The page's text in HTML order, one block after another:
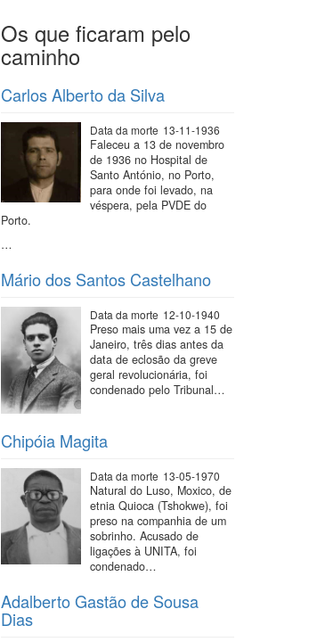
Os que ficaram pelo
caminho
Carlos Alberto da Silva
Data da morte 13-11-1936
Faleceu a 13 de novembro
de 1936 no Hospital de
Santo António, no Porto,
para onde foi levado, na
véspera, pela PVDE do
Porto.
…
Mário dos Santos Castelhano
Data da morte 12-10-1940
Preso mais uma vez a 15 de
Janeiro, três dias antes da
data de eclosão da greve
geral revolucionária, foi
condenado pelo Tribunal…
Chipóia Magita
Data da morte 13-05-1970
Natural do Luso, Moxico, de
etnia Quioca (Tshokwe), foi
preso na companhia de um
sobrinho. Acusado de
ligações à UNITA, foi
condenado…
Adalberto Gastão de Sousa
Dias